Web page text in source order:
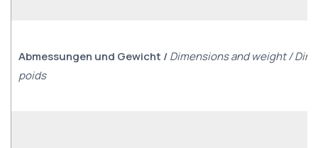
Abmessungen und Gewicht /Dimensions and weight /
poids